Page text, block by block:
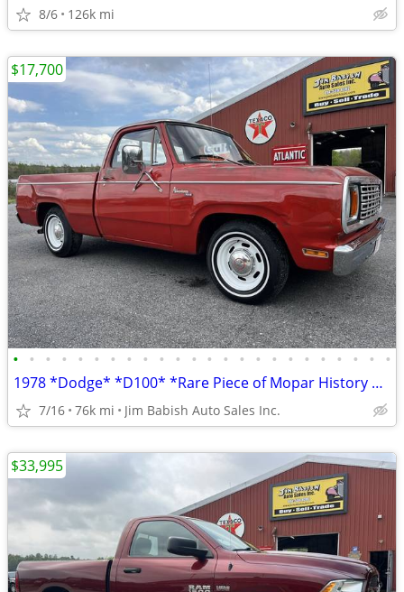
8/6 126k mi
• • • • • • • • • • • • • • • • • • • • • • • •
1978 *Dodge* *D100* *Rare Piece of Mopar History 1-Year
7/16 76k mi Jim Babish Auto Sales Inc.
$17,700
$33,995